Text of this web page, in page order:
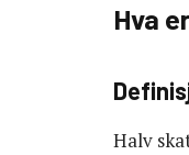
Hva
Halv